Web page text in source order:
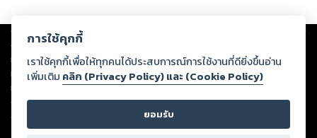
Copyright © 2026
ต่อผลงานหรือเนื้อหาใดที่อัปโหลดผ่านเว็บไซต์และปรากฏว่าละเมิดสิทธิใน
ทรัพย์สินทางปัญญาของบุคคลอื่นหรือขัดต่อกฎหมายและศีลธรรม ดังนั้น ผู้อ่าน
ทุกท่านโปรดใช้วิจารณญาณในการกลั่นกรองด้วยตนเอง และหากท่านพบว่าส่วน
หนึ่งส่วนใดขัดต่อกฎหมายและศีลธรรม กรุณาแจ้งมายังบริษัท เพื่อทีมงานจะได้
ดำเนินการในทันที ทั้งนี้ ทางสตอรี่ล็อกขอสงวนลิขสิทธิ์ตามพระราชบัญญัติ
ลิขสิทธิ์ พ.ศ. 2537 (ฉบับล่าสุด)
การใช้คุกกี้
เราใช้คุกกี้เพื่อให้ทุกคนได้ประสบการณ์การใช้งานที่ดียิ่งขึ้นอ่าน
เพิ่มเติม คลิก (Privacy Policy) และ (Cookie Policy)
ยอมรับ